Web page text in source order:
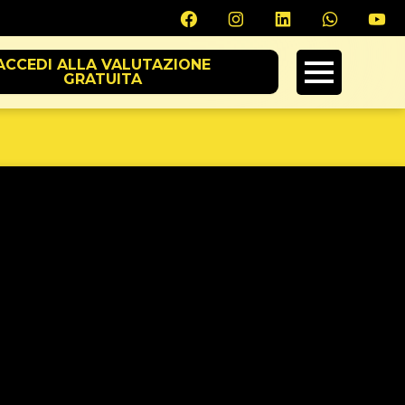
ALLA VALUTAZIONE
GRATUITA